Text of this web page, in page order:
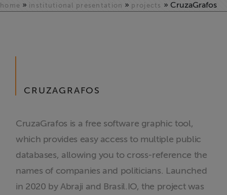
Formação
Expressão
Projetos
Proteção Legal
Documentários
home » institutional presentation » projects » CruzaGrafos
CRUZAGRAFOS
CruzaGrafos is a free software graphic tool,
which provides easy access to multiple public
databases, allowing you to cross-reference the
names of companies and politicians. Launched
in 2020 by Abraji and Brasil.IO, the project was